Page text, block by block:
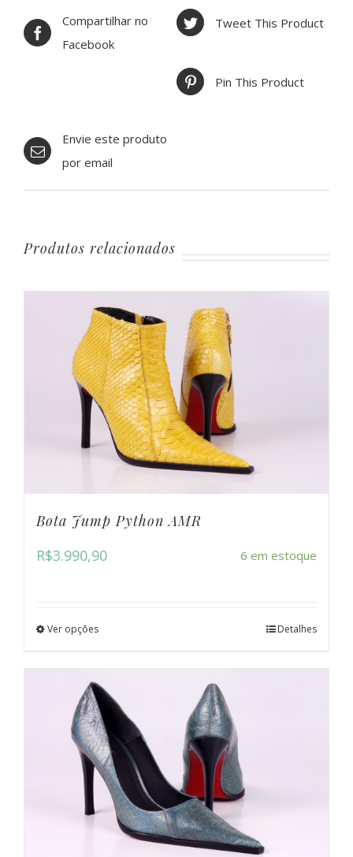
Compartilhar no
Facebook
Tweet This Product
Pin This Product
Envie este produto
por email
Produtos relacionados
Bota Jump Python AMR
R$3.990,90 6 em estoque
Ver opções Detalhes